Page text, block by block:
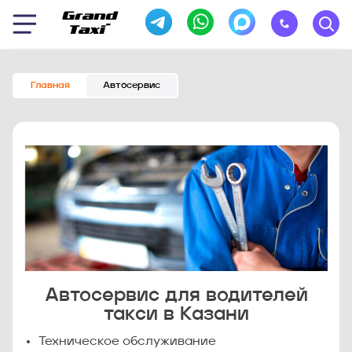
Главная Автосервис
Автосервис для водителей
такси в Казани
Техническое обслуживание